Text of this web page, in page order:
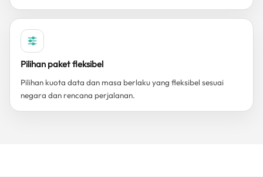
Pilihan paket fleksibel
Pilihan kuota data dan masa berlaku yang fleksibel sesuai
negara dan rencana perjalanan.